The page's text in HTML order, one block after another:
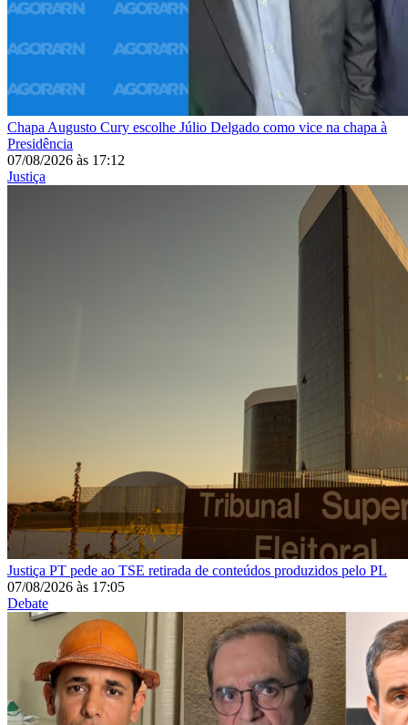
Chapa Augusto Cury escolhe Júlio Delgado como vice na chapa à
Presidência
07/08/2026 às 17:12
Justiça
Justiça PT pede ao TSE retirada de conteúdos produzidos pelo PL
07/08/2026 às 17:05
Debate